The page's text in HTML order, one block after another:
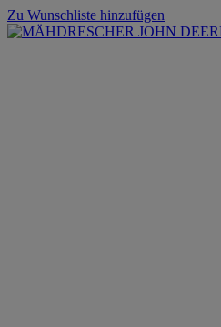
Zu Wunschliste hinzufügen